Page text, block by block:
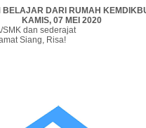
BELAJAR DARI RUMAH
KAMIS, 07 MEI 2020
SMK dan sederajat
Siang, Risa!